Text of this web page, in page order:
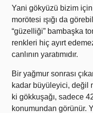
Yani gökyüzü bizim
morötesi ışığı da
“güzelliği” bambaşka
renkleri hiç ayırt
canlının yaratımıdır.
Bir yağmur sonrası
kadar büyüleyici, değil
ki gökkuşağı, sadece
konumundan görünür.